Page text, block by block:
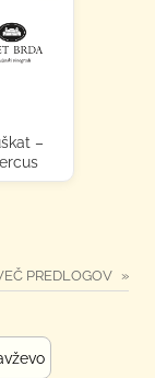
–
PREDLOGOV